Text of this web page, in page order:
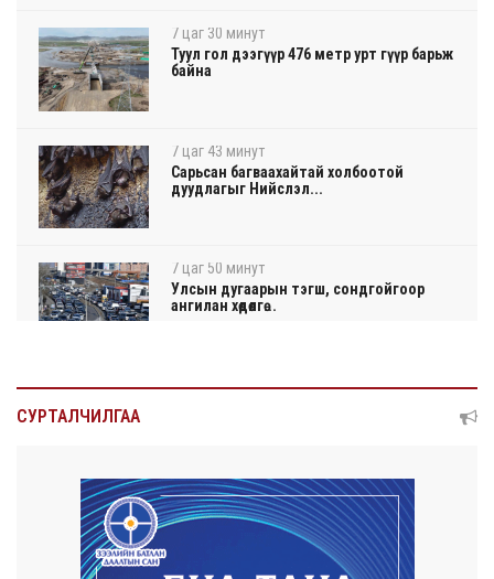
7 цаг 30 минут
Туул гол дээгүүр 476 метр урт гүүр барьж
байна
7 цаг 43 минут
Сарьсан багваахайтай холбоотой
дуудлагыг Нийслэл...
7 цаг 50 минут
Улсын дугаарын тэгш, сондгойгоор
ангилан хөдөлгө...
7 цаг 55 минут
7 цаг 59 минут
КОП17-д ажиллах онцгой байдлын
бүрэлдэхүүн хамта...
СУРТАЛЧИЛГАА